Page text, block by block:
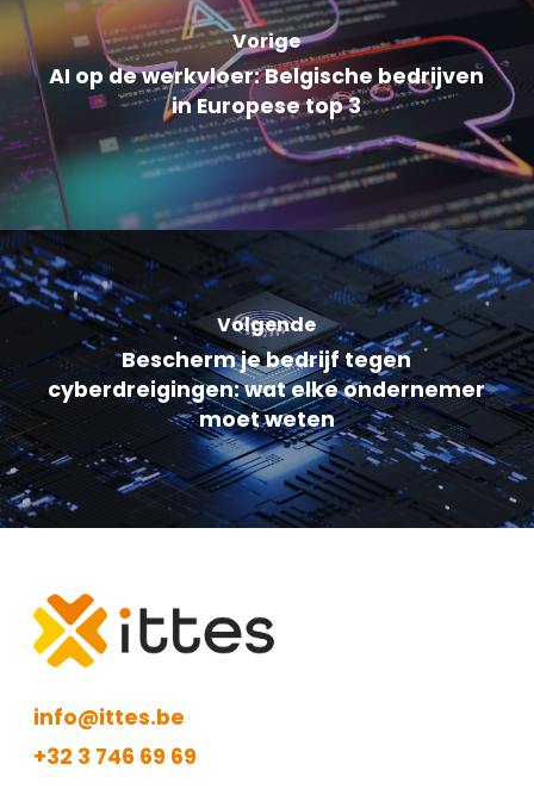
Vorige
AI op de werkvloer: Belgische bedrijven
in Europese top 3
Volgende
Bescherm je bedrijf tegen
cyberdreigingen: wat elke ondernemer
moet weten
info@ittes.be
+32 3 746 69 69